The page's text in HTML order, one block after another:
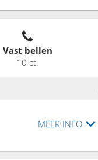
Vast bellen
10 ct.
MEER INFO